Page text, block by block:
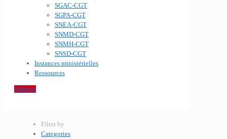
SGAC-CGT
SGPA-CGT
SNEA-CGT
SNMD-CGT
SNMH-CGT
SNSD-CGT
Instances ministérielles
Ressources
Adhérer
Filter by
Categories